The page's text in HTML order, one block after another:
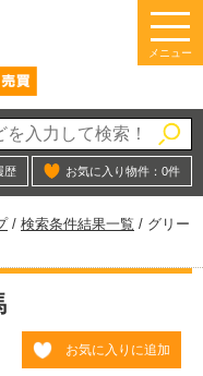
メニュー
歴 お気に入り物件： 0件
/ 検索条件結果一覧 / グリー
お気に入りに追加